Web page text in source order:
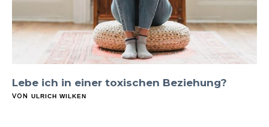
Lebe ich in einer toxischen Beziehung?
VON ULRICH WILKEN